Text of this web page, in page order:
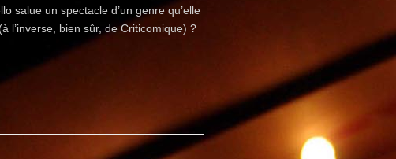
salue un spectacle d’un genre qu’elle
l’inverse, bien sûr, de Criticomique) ?